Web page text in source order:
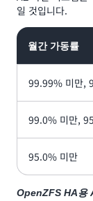
일 것입니다.
월간 가동률
99.99% 미만,
99.0% 미만,
95.0% 미만
OpenZFS HA용